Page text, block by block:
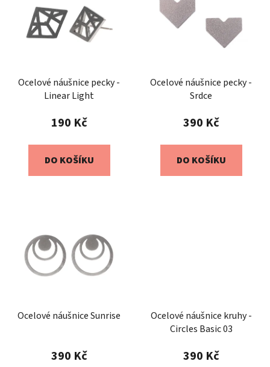
Ocelové náušnice pecky -
Linear Light
190 Kč
DO KOŠÍKU
Ocelové náušnice pecky -
Srdce
390 Kč
DO KOŠÍKU
Ocelové náušnice Sunrise
390 Kč
Ocelové náušnice kruhy -
Circles Basic 03
390 Kč